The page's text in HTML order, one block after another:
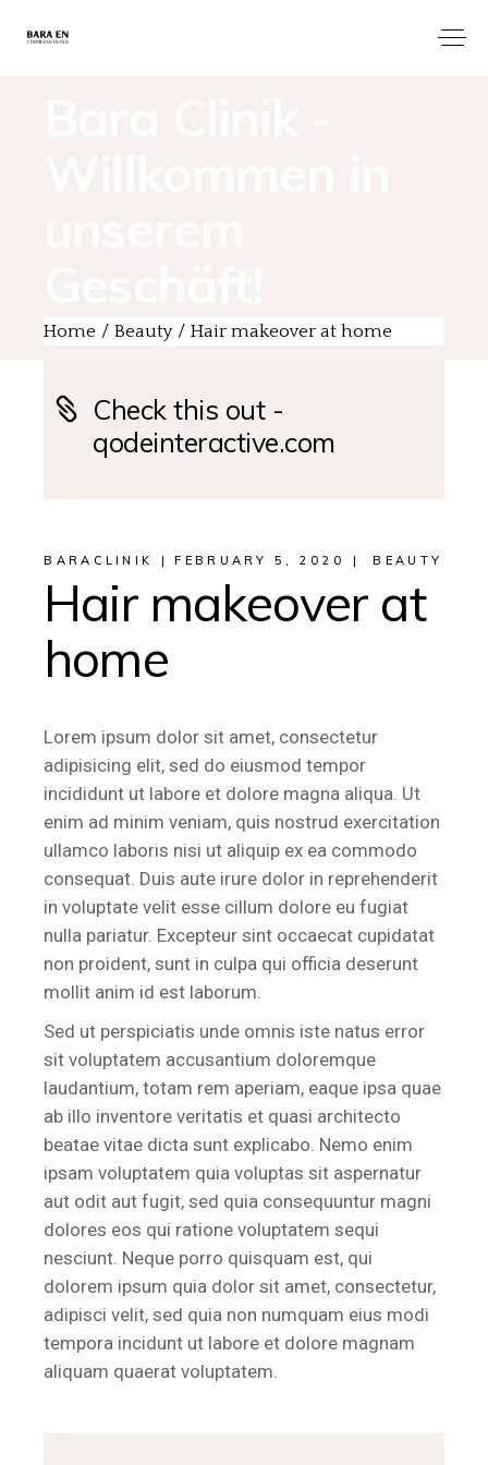
Home Beauty Hair makeover at home
Check this out -
qodeinteractive.com
BARACLINIK FEBRUARY 5, 2020 BEAUTY
Hair makeover at
home
Lorem ipsum dolor sit amet, consectetur
adipisicing elit, sed do eiusmod tempor
incididunt ut labore et dolore magna aliqua. Ut
enim ad minim veniam, quis nostrud exercitation
ullamco laboris nisi ut aliquip ex ea commodo
consequat. Duis aute irure dolor in reprehenderit
in voluptate velit esse cillum dolore eu fugiat
nulla pariatur. Excepteur sint occaecat cupidatat
non proident, sunt in culpa qui officia deserunt
mollit anim id est laborum.
Sed ut perspiciatis unde omnis iste natus error
sit voluptatem accusantium doloremque
laudantium, totam rem aperiam, eaque ipsa quae
ab illo inventore veritatis et quasi architecto
beatae vitae dicta sunt explicabo. Nemo enim
ipsam voluptatem quia voluptas sit aspernatur
aut odit aut fugit, sed quia consequuntur magni
dolores eos qui ratione voluptatem sequi
nesciunt. Neque porro quisquam est, qui
dolorem ipsum quia dolor sit amet, consectetur,
adipisci velit, sed quia non numquam eius modi
tempora incidunt ut labore et dolore magnam
aliquam quaerat voluptatem.